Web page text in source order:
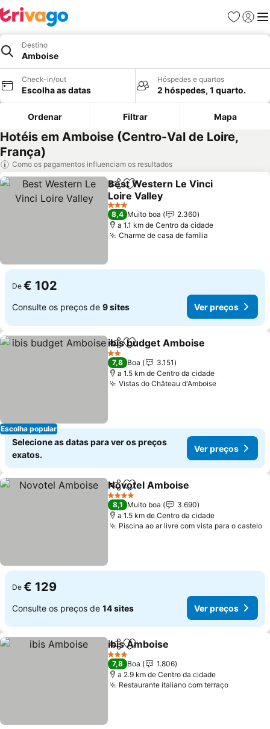
Favoritos
Iniciar
Destino
Amboise
Check-in/out
Escolha as datas
Hóspedes e quartos
2 hóspedes, 1 quarto.
Ordenar Filtrar Mapa
Hotéis em Amboise (Centro-Val de Loire,
França)
Como os pagamentos influenciam os resultados
PartilharAdicionar aos favoritos
Best Western Le Vinci
Loire Valley
Ver preços
3 Estrelas
8,4 Muito boa
2.360
a 1.1 km de Centro da cidade
Charme de casa de família
De € 102
Consulte os preços de 9 sites Ver preços
Escolha popular
PartilharAdicionar aos favoritos
ibis budget Amboise
2 Estrelas
7,8 Boa
3.151
a 1.5 km de Centro da cidade
Vistas do Château d'AmboiseVer preços
Selecione as datas para ver os preços
exatos.
Ver preços
PartilharAdicionar aos favoritos
Novotel Amboise
4 Estrelas
8,1 Muito boa
3.690
a 1.5 km de Centro da cidade
Piscina ao ar livre com vista para o castelo
De € 129
Consulte os preços de 14 sites Ver preços
PartilharAdicionar aos favoritos
ibis Amboise
3 Estrelas
7,8 Boa
1.806
a 2.9 km de Centro da cidade
Restaurante italiano com terraçoVer